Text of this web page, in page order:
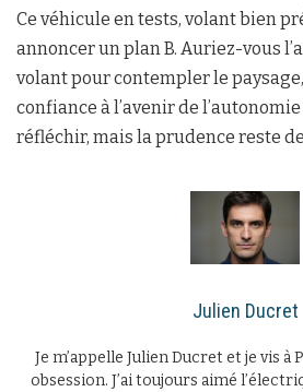
Ce véhicule en tests, volant bien
annoncer un plan B. Auriez-vous
volant pour contempler le
confiance à l’avenir de
réfléchir, mais la prudence reste
Julien Ducret
Je m’appelle Julien Ducret et je vis à
obsession. J’ai toujours aimé